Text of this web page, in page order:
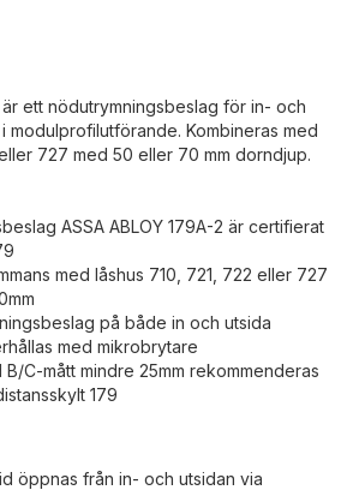
är ett nödutrymningsbeslag för in- och
modulprofilutförande. Kombineras med
727 med 50 eller 70 mm dorndjup.
ASSA ABLOY 179A-2 är certifierat
med låshus 710, 721, 722 eller 727
på både in och utsida
med mikrobrytare
C-mått mindre 25mm rekommenderas
179
öppnas från in- och utsidan via